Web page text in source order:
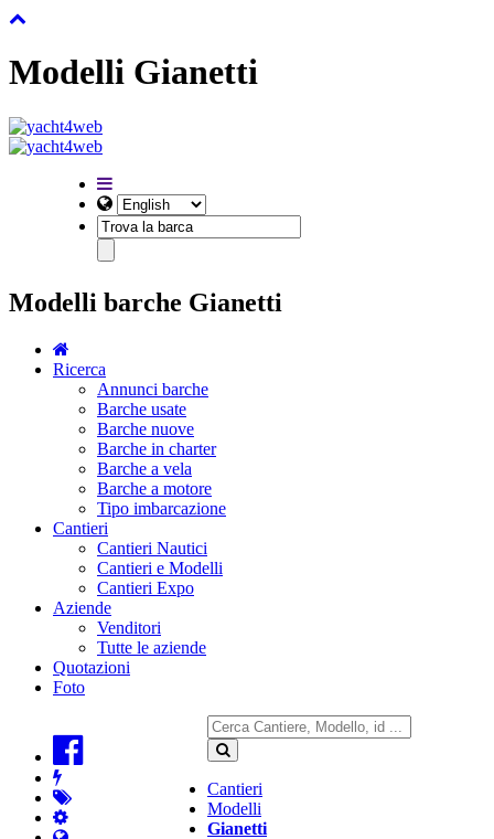
Modelli Gianetti
Modelli barche Gianetti
Ricerca
Annunci barche
Barche usate
Barche nuove
Barche in charter
Barche a vela
Barche a motore
Tipo imbarcazione
Cantieri
Cantieri Nautici
Cantieri e Modelli
Cantieri Expo
Aziende
Venditori
Tutte le aziende
Quotazioni
Foto
Cantieri
Modelli
Gianetti